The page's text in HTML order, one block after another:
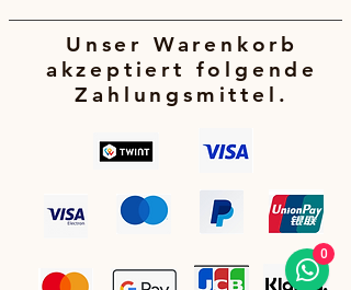
Unser Warenkorb
akzeptiert folgende
Zahlungsmittel.
0